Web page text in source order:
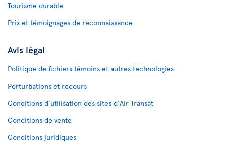
Tourisme durable
Prix et témoignages de reconnaissance
Avis légal
Politique de fichiers témoins et autres technologies
Perturbations et recours
Conditions d’utilisation des sites d'Air Transat
Conditions de vente
Conditions juridiques